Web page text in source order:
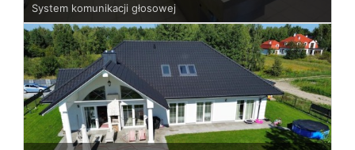
System komunikacji głosowej